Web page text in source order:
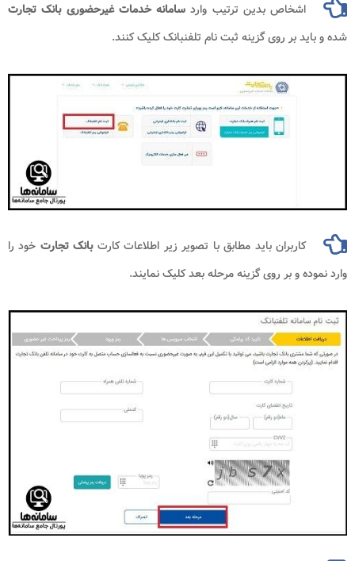
اشخاص بدین ترتیب وارد سامانه خدمات غیرحضوری بانک تجارت
شده و باید بر روی گزینه ثبت نام تلفنبانک کلیک کنند.
کاربران باید مطابق با تصویر زیر اطلاعات کارتبانک تجارت خود را
وارد نموده و بر روی گزینه مرحله بعد کلیک نمایند.